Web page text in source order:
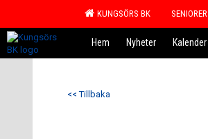
KUNGSÖRS BK SENIORER
Hem Nyheter Kalender
<< Tillbaka